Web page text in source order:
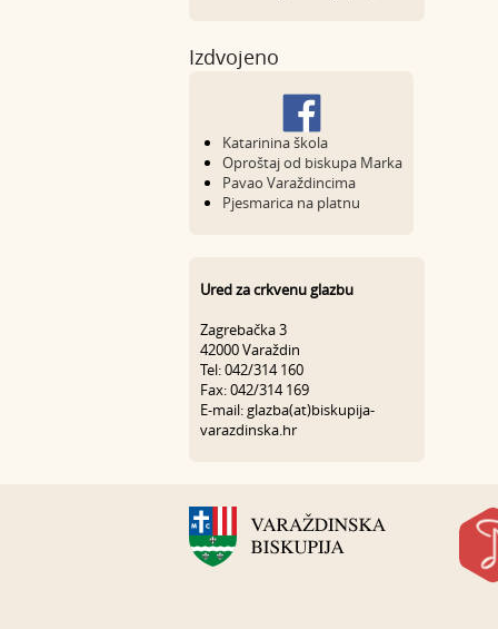
Izdvojeno
Katarinina škola
Oproštaj od biskupa Marka
Pavao Varaždincima
Pjesmarica na platnu
Ured za crkvenu glazbu
Zagrebačka 3
42000 Varaždin
Tel: 042/314 160
Fax: 042/314 169
E-mail: glazba(at)biskupija-
varazdinska.hr